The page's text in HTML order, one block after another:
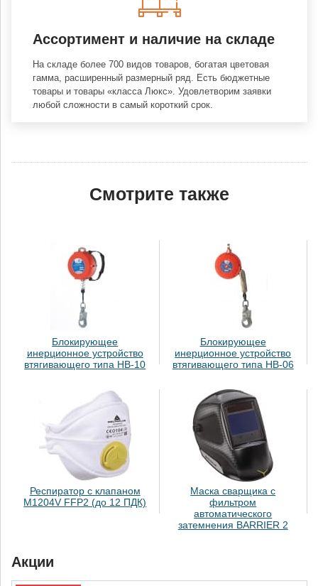
Ассортимент и наличие на складе
На складе более 700 видов товаров, богатая цветовая
гамма, расширенный размерный ряд. Есть бюджетные
товары и товары «класса Люкс». Удовлетворим заявки
любой сложности в самый короткий срок.
Смотрите также
Блокирующее
инерционное устройство
втягивающего типа НВ-10
Блокирующее
инерционное устройство
втягивающего типа НВ-06
Респиратор с клапаном
M1204V FFP2 (до 12 ПДК)
Маска сварщика с
фильтром
автоматического
затемнения BARRIER 2
Акции